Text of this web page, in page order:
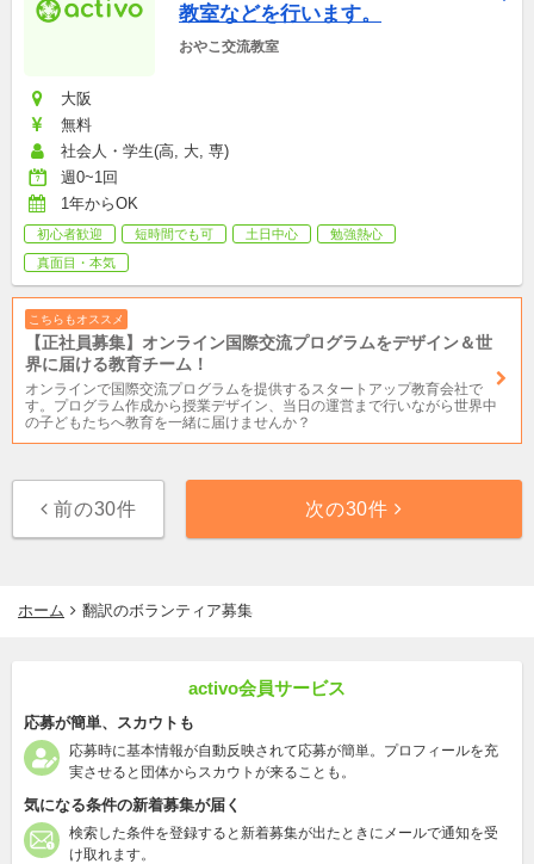
教室などを行います。
おやこ交流教室
大阪
無料
社会人・学生(高, 大, 専)
週0~1回
1年からOK
初心者歓迎 短時間でも可 土日中心
勉強熱心
真面目・本気
こちらもオススメ
【正社員募集】オンライン国際交流プログラムをデザイン＆世
界に届ける教育チーム！
オンラインで国際交流プログラムを提供するスタートアップ教育会社で
す。プログラム作成から授業デザイン、当日の運営まで行いながら世界中
の子どもたちへ教育を一緒に届けませんか？
前の30件 次の30件
ホーム 翻訳のボランティア募集
activo会員サービス
応募が簡単、スカウトも
応募時に基本情報が自動反映されて応募が簡単。プロフィールを充
実させると団体からスカウトが来ることも。
気になる条件の新着募集が届く
検索した条件を登録すると新着募集が出たときにメールで通知を受
け取れます。